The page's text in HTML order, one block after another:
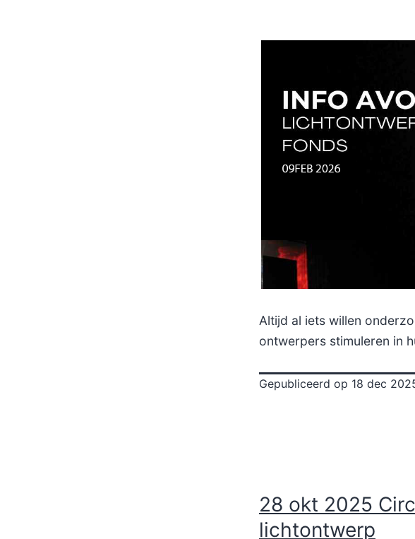
Altijd al iets willen
ontwerpers stimuleren in
Gepubliceerd op 18 dec
28 okt 2025
lichtontwerp